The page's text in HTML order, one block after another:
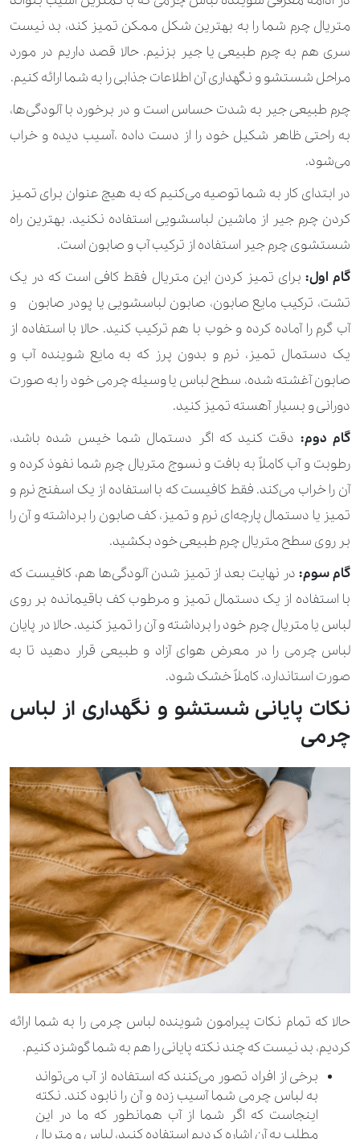
متریال چرم شما را به بهترین شکل ممکن تمیز کند، بد نیست
سری هم به چرم طبیعی یا جیر بزنیم. حالا قصد داریم در مورد
مراحل شستشو و نگهداری آن اطلاعات جذابی را به شما ارائه کنیم.
چرم طبیعی جیر به شدت حساس است و در برخورد با آلودگی‌ها،
به راحتی ظاهر شکیل خود را از دست داده ،آسیب دیده و خراب
می‌شود.
در ابتدای کار به شما توصیه می‌کنیم که به هیچ عنوان برای تمیز
کردن چرم جیر از ماشین لباسشویی استفاده نکنید. بهترین راه
شستشوی چرم جیر استفاده از ترکیب آب و صابون است.
گام اول: برای تمیز کردن این متریال فقط کافی است که در یک
تشت، ترکیب مایع صابون، صابون لباسشویی یا پودر صابون و
آب گرم را آماده کرده و خوب با هم ترکیب کنید. حالا با استفاده از
یک دستمال تمیز، نرم و بدون پرز که به مایع شوینده آب و
صابون آغشته شده، سطح لباس یا وسیله چرمی خود را به صورت
دورانی و بسیار آهسته تمیز کنید.
گام دوم: دقت کنید که اگر دستمال شما خیس شده باشد،
رطوبت و آب کاملاً به بافت و نسوج متریال چرم شما نفوذ کرده و
آن را خراب می‌کند. فقط کافیست که با استفاده از یک اسفنج نرم و
تمیز یا دستمال پارچه‌ای نرم و تمیز، کف صابون را برداشته و آن را
بر روی سطح متریال چرم طبیعی خود بکشید.
گام سوم:در نهایت بعد از تمیز شدن آلودگی‌ها هم، کافیست که
با استفاده از یک دستمال تمیز و مرطوب کف باقیمانده بر روی
لباس یا متریال چرم خود را برداشته و آن را تمیز کنید. حالا در پایان
لباس چرمی را در معرض هوای آزاد و طبیعی قرار دهید تا به
صورت استاندارد، کاملاً خشک شود.
نکات پایانی شستشو و نگهداری از لباس
چرمی
حالا که تمام نکات پیرامون شوینده لباس چرمی را به شما ارائه
کردیم، بد نیست که چند نکته پایانی را هم به شما گوشزد کنیم.
برخی از افراد تصور می‌کنند که استفاده از آب می‌تواند
به لباس چرمی شما آسیب زده و آن را نابود کند. نکته
اینجاست که اگر شما از آب همانطور که ما در این
مطلب به آن اشاره کردیم استفاده کنید، لباس و متریال